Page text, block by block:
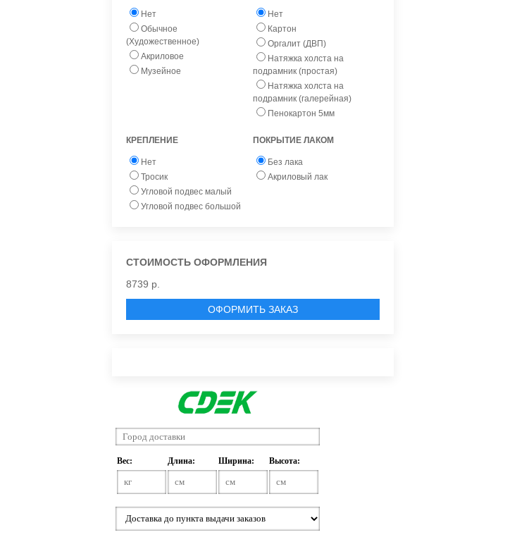
Нет
Обычное
(Художественное)
Акриловое
Музейное
Нет
Картон
Оргалит (ДВП)
Натяжка холста на
подрамник (простая)
Натяжка холста на
подрамник (галерейная)
Пенокартон 5мм
КРЕПЛЕНИЕ
Нет
Тросик
Угловой подвес малый
Угловой подвес большой
ПОКРЫТИЕ ЛАКОМ
Без лака
Акриловый лак
СТОИМОСТЬ ОФОРМЛЕНИЯ
8739 р.
ОФОРМИТЬ ЗАКАЗ